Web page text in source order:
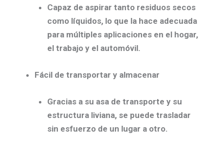
Capaz de aspirar tanto residuos secos
como líquidos, lo que la hace adecuada
para múltiples aplicaciones en el hogar,
el trabajo y el automóvil.
Fácil de transportar y almacenar
Gracias a su asa de transporte y su
estructura liviana, se puede trasladar
sin esfuerzo de un lugar a otro.